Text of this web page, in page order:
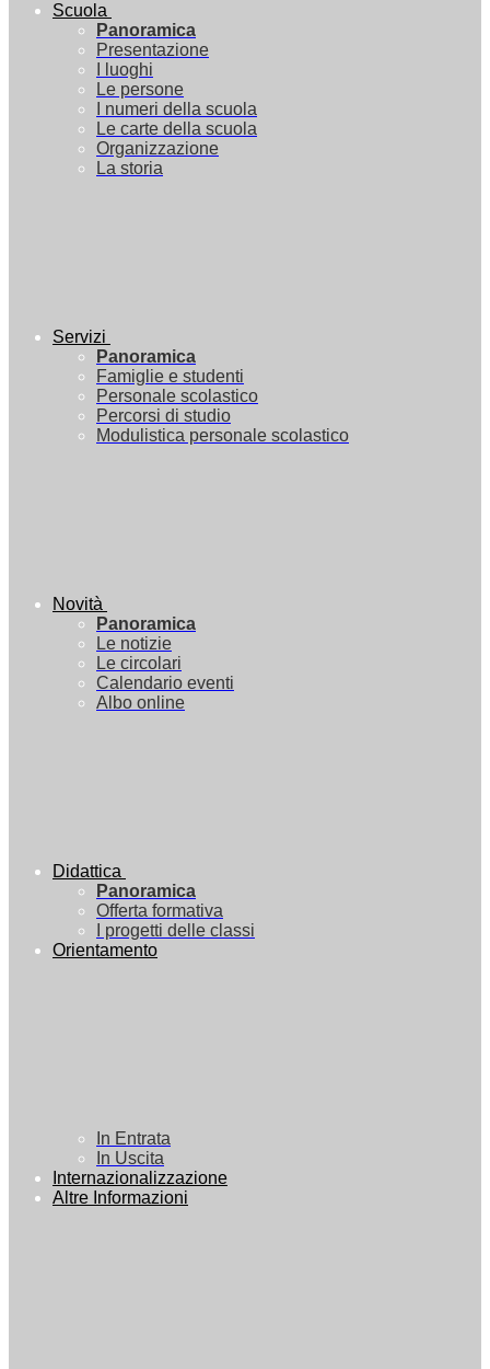
Scuola
Panoramica
Presentazione
I luoghi
Le persone
I numeri della scuola
Le carte della scuola
Organizzazione
La storia
Servizi
Panoramica
Famiglie e studenti
Personale scolastico
Percorsi di studio
Modulistica personale scolastico
Novità
Panoramica
Le notizie
Le circolari
Calendario eventi
Albo online
Didattica
Panoramica
Offerta formativa
I progetti delle classi
Orientamento
In Entrata
In Uscita
Internazionalizzazione
Altre Informazioni